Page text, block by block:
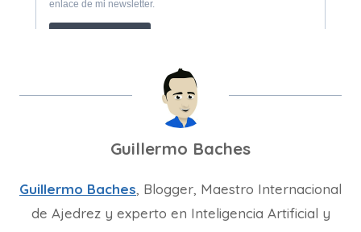
Guillermo Baches
Guillermo Baches, Blogger, Maestro Internacional
de Ajedrez y experto en Inteligencia Artificial y